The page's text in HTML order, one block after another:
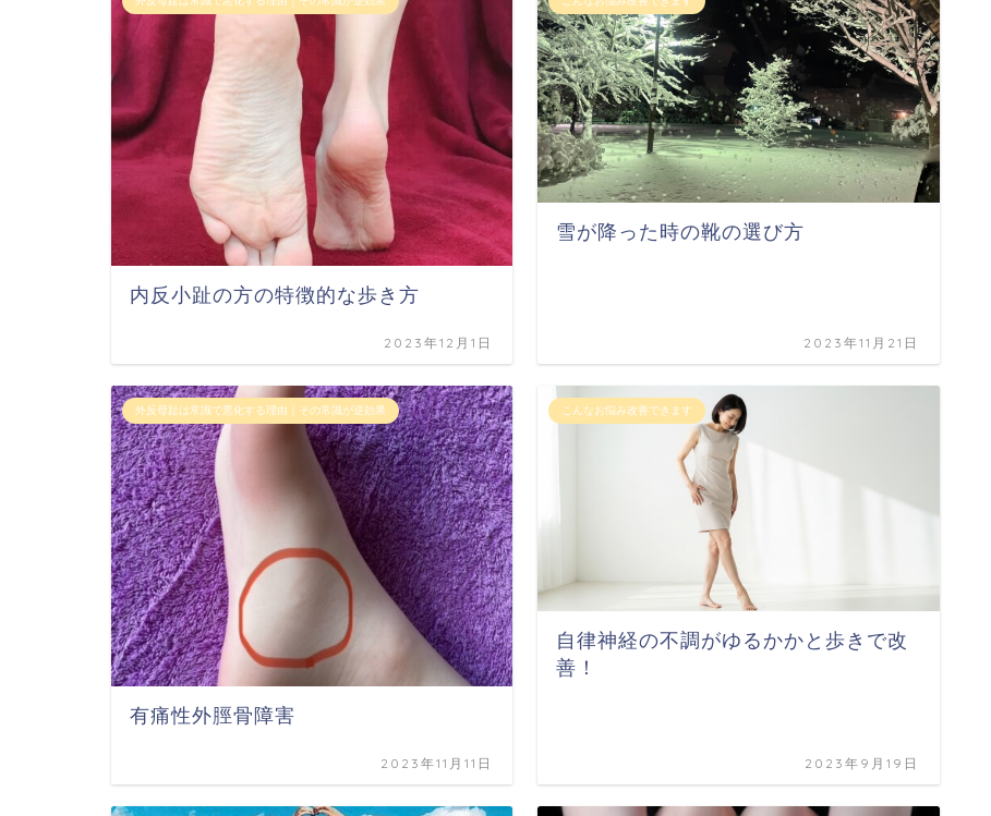
内反小趾の方の特徴的な歩き方
2023年12月1日
雪が降った時の靴の選び方
2023年11月21日
外反母趾は常識で悪化する理由｜その常識が逆効果
有痛性外脛骨障害
2023年11月11日
こんなお悩み改善できます
自律神経の不調がゆるかかと歩きで改
善！
2023年9月19日